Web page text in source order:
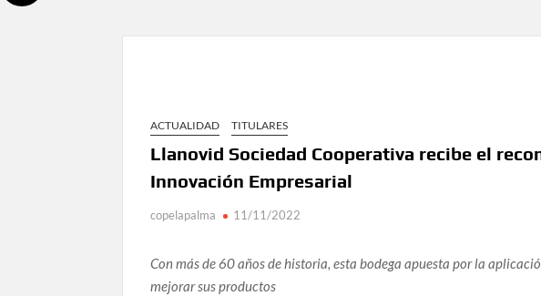
ACTUALIDAD TITULARES
Llanovid Sociedad Cooperativa recibe el
Innovación Empresarial
copelapalma 11/11/2022
Con más de 60 años de historia, esta bodega apuesta por la
mejorar sus productos